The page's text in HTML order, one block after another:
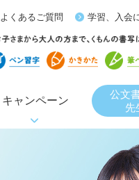
よくあるご質問 学習、入会
キャンペーン
公文
先